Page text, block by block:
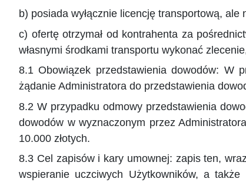
b) posiada wyłącznie licencję transportową,
c) ofertę otrzymał od kontrahenta za
własnymi środkami transportu wykonać
8.1 Obowiązek przedstawienia dowodów: W
żądanie Administratora do przedstawienia
8.2 W przypadku odmowy przedstawienia
dowodów w wyznaczonym przez
10.000 złotych.
8.3 Cel zapisów i kary umownej: zapis ten,
wspieranie uczciwych Użytkowników, a